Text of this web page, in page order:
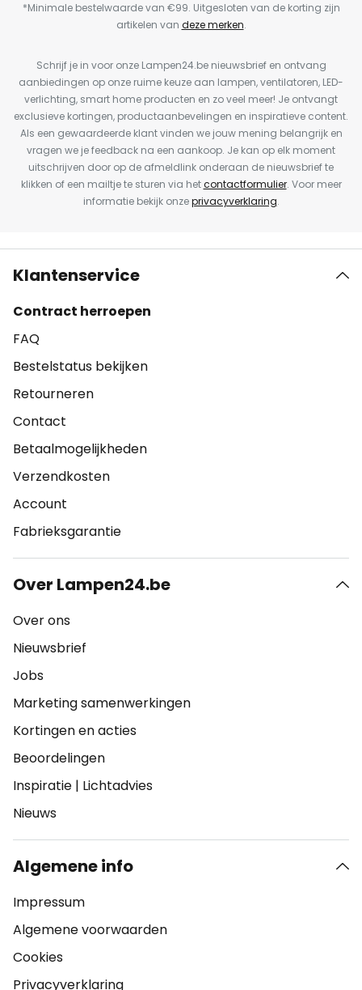
*Minimale bestelwaarde van €99. Uitgesloten van de korting zijn
artikelen van deze merken.
Schrijf je in voor onze Lampen24.be nieuwsbrief en ontvang
aanbiedingen op onze ruime keuze aan lampen, ventilatoren, LED-
verlichting, smart home producten en zo veel meer! Je ontvangt
exclusieve kortingen, productaanbevelingen en inspiratieve content.
Als een gewaardeerde klant vinden we jouw mening belangrijk en
vragen we je feedback na een aankoop. Je kan op elk moment
uitschrijven door op de afmeldlink onderaan de nieuwsbrief te
klikken of een mailtje te sturen via hetcontactformulier. Voor meer
informatie bekijk onzeprivacyverklaring.
Klantenservice
Contract herroepen
FAQ
Bestelstatus bekijken
Retourneren
Contact
Betaalmogelijkheden
Verzendkosten
Account
Fabrieksgarantie
Over Lampen24.be
Over ons
Nieuwsbrief
Jobs
Marketing samenwerkingen
Kortingen en acties
Beoordelingen
Inspiratie | Lichtadvies
Nieuws
Algemene info
Impressum
Algemene voorwaarden
Cookies
Privacyverklaring